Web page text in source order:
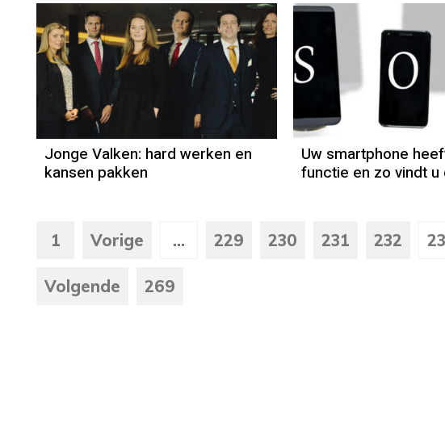
Jonge Valken: hard werken en
kansen pakken
Uw smartphone
functie en zo vindt u
1 Vorige ... 229 230 231 232
Volgende 269